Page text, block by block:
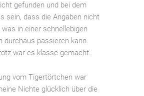
gefunden und bei dem
sein, dass die Angaben nicht
in einer schnellebigen
durchaus passieren kann.
war es klasse gemacht.
vom Tigertörtchen war
Nichte glücklich über die